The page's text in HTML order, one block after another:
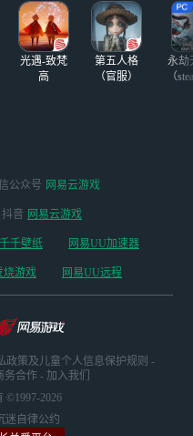
光遇-致梵
高
第五人格
（官服）
永劫
（
公众号 网易云游戏
抖音 网易云游戏
千壁纸 网易UU加速器
烧游戏 网易UU远程
政策及儿童个人信息保护规则 -
务合作 - 加入我们
©1997-2026
迷自律公约